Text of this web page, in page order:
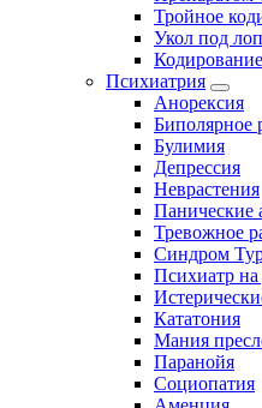
Тройное
Укол под
Психиатрия
Анорексия
Биполярное
Булимия
Депрессия
Неврастения
Панические
Тревожное
Синдром
Психиатр
Кататония
Мания
Паранойя
Социопатия